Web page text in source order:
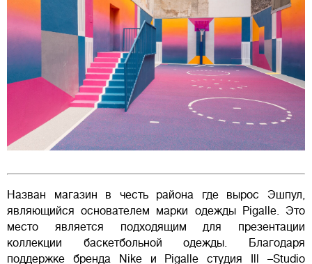
Назван магазин в честь района где вырос Эшпул,
являющийся основателем марки одежды Pigalle. Это
место является подходящим для презентации
коллекции баскетбольной одежды. Благодаря
поддержке бренда Nike и Pigalle студия Ill –Studio